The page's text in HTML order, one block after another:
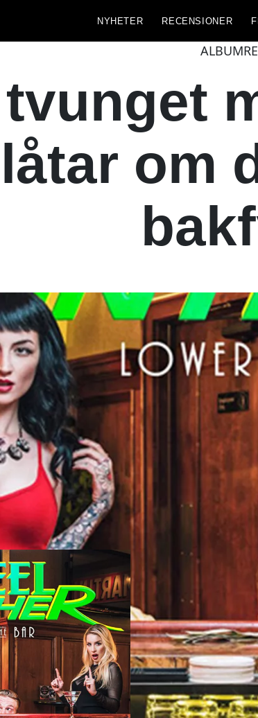
NYHETER RECENSIONER
om